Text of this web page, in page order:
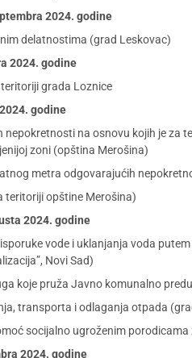
2024. godine
delatnostima (grad Leskovac)
2024. godine
grada Loznice
godine
na osnovu kojih je
zoni (opština Merošina)
metra odgovarajućih
teritoriji opštine Merošina)
2024. godine
vode i uklanjanja voda
Novi Sad)
koje pruža Javno komunalno
transporta i odlaganja otpada
socijalno ugroženim
2024. godine